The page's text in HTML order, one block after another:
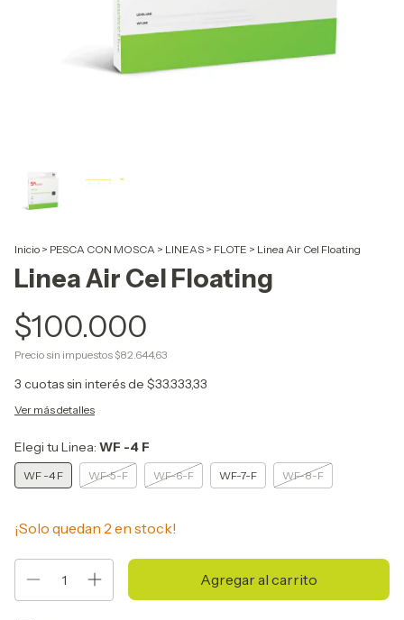
Inicio > PESCA CON MOSCA > LINEAS > FLOTE > Linea Air Cel Floating
Linea Air Cel Floating
$100.000
Precio sin impuestos $82.644,63
3 cuotas sin interés de $33.333,33
Ver más detalles
Elegi tu Linea: WF -4 F
WF -4 F WF-5-F WF-6-F WF-7-F WF-8-F
¡Solo quedan 2 en stock!